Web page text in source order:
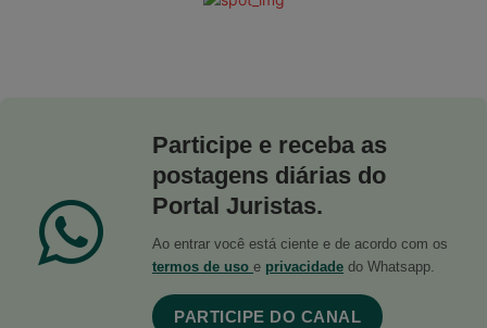
Participe e receba as
postagens diárias do
Portal Juristas.
Ao entrar você está ciente e de acordo com os
termos de uso e privacidade do Whatsapp.
PARTICIPE DO CANAL